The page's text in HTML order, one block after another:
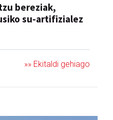
bereziak,
su-artifizialez
»» Ekitaldi gehiago